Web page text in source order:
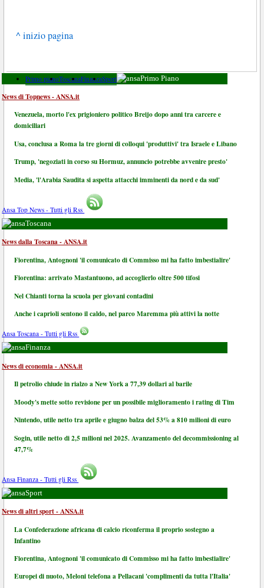
^ inizio pagina
Primo pianoToscanaFinanzaSport Primo Piano
News di Topnews - ANSA.it
Venezuela, morto l'ex prigioniero politico Breijo dopo anni tra carcere e
domiciliari
Usa, conclusa a Roma la tre giorni di colloqui 'produttivi' tra Israele e Libano
Trump, 'negoziati in corso su Hormuz, annuncio potrebbe avvenire presto'
Media, 'l'Arabia Saudita si aspetta attacchi imminenti da nord e da sud'
Ansa Top News - Tutti gli Rss
Toscana
News dalla Toscana - ANSA.it
Fiorentina, Antognoni 'il comunicato di Commisso mi ha fatto imbestialire'
Fiorentina: arrivato Mastantuono, ad accoglierlo oltre 500 tifosi
Nel Chianti torna la scuola per giovani contadini
Anche i caprioli sentono il caldo, nel parco Maremma più attivi la notte
Ansa Toscana - Tutti gli Rss
Finanza
News di economia - ANSA.it
Il petrolio chiude in rialzo a New York a 77,39 dollari al barile
Moody's mette sotto revisione per un possibile miglioramento i rating di Tim
Nintendo, utile netto tra aprile e giugno balza del 53% a 810 milioni di euro
Sogin, utile netto di 2,5 milioni nel 2025. Avanzamento del decommissioning al
47,7%
Ansa Finanza - Tutti gli Rss
Sport
News di altri sport - ANSA.it
La Confederazione africana di calcio riconferma il proprio sostegno a
Infantino
Fiorentina, Antognoni 'il comunicato di Commisso mi ha fatto imbestialire'
Europei di nuoto, Meloni telefona a Pellacani 'complimenti da tutta l'Italia'